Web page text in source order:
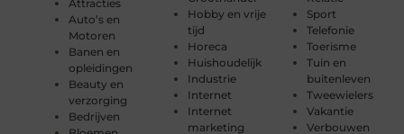
Attracties
Auto’s en
Motoren
Banen en
opleidingen
Beauty en
verzorging
Bedrijven
Hobby en vrije
tijd
Horeca
Huishoudelijk
Industrie
Internet
Internet
marketing
Sport
Telefonie
Toerisme
Tuin en
buitenleven
Tweewielers
Vakantie
Verbouwen